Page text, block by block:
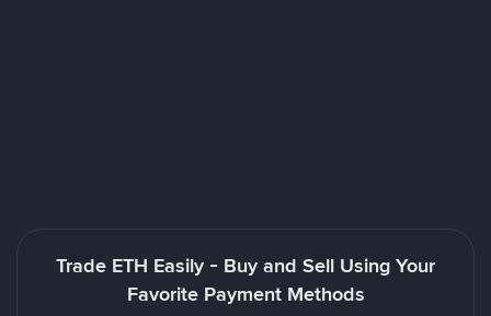
Trade ETH Easily - Buy and Sell Using Your
Favorite Payment Methods